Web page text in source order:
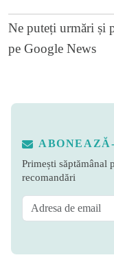
Ne puteți urmări și
pe Google News
Primești săptămânal
recomandări